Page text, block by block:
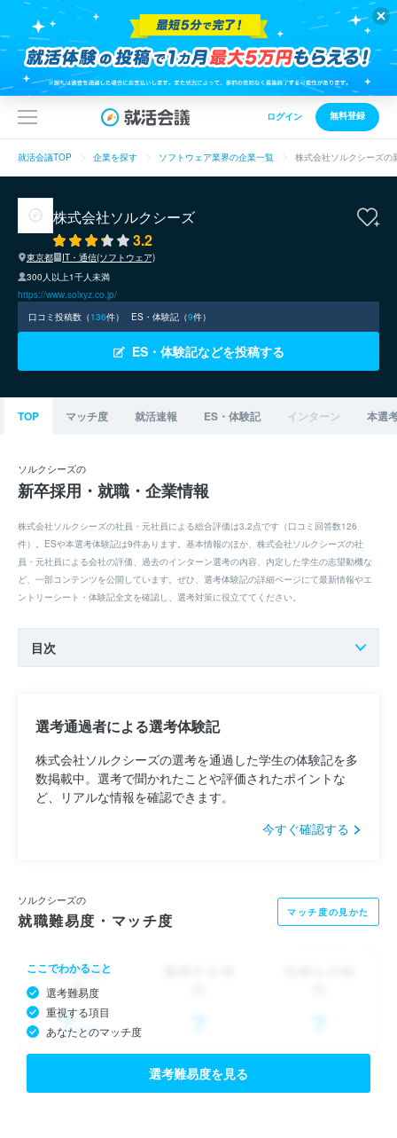
ログイン 無料登録
就活会議TOP 企業を探す ソフトウェア業界の企業一覧 株式会社ソルクシーズの
株式会社ソルクシーズ
3.2
東京都
IT・通信(ソフトウェア)
300人以上1千人未満
https://www.solxyz.co.jp/
口コミ投稿数（136件） ES・体験記（9件）
ES・体験記などを投稿する
TOP マッチ度 就活速報 ES・体験記 インターン 本選
ソルクシーズの
新卒採用・就職・企業情報
株式会社ソルクシーズの社員・元社員による総合評価は3.2点です（口コミ回答数126
件）。ESや本選考体験記は9件あります。基本情報のほか、株式会社ソルクシーズの社
員・元社員による会社の評価、過去のインターン選考の内容、内定した学生の志望動機な
ど、一部コンテンツを公開しています。ぜひ、選考体験記の詳細ページにて最新情報やエ
ントリーシート・体験記全文を確認し、選考対策に役立ててください。
目次
選考通過者による選考体験記
株式会社ソルクシーズの選考を通過した学生の体験記を多
数掲載中。選考で聞かれたことや評価されたポイントな
ど、リアルな情報を確認できます。
今すぐ確認する
ソルクシーズの
就職難易度・マッチ度 マッチ度の見かた
ここでわかること
選考難易度
重視する項目
あなたとのマッチ度
選考難易度を見る